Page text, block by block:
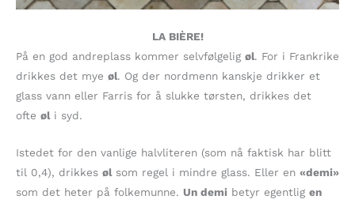
LA BIÈRE!
På en god andreplass kommer selvfølgelig øl. For i Frankrike
drikkes det mye øl. Og der nordmenn kanskje drikker et
glass vann eller Farris for å slukke tørsten, drikkes det
ofte øli syd.
Istedet for den vanlige halvliteren (som nå faktisk har blitt
til 0,4), drikkes ølsom regel i mindre glass. Eller en «demi»
som det heter på folkemunne. Un demi betyr egentlig en